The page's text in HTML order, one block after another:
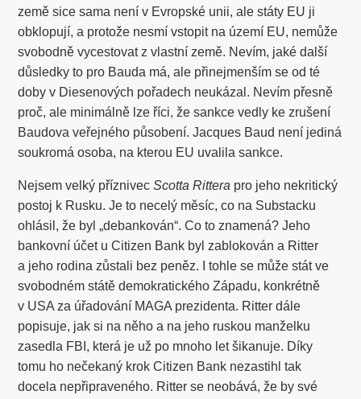
země sice sama není v Evropské unii, ale státy EU ji
obklopují, a protože nesmí vstopit na území EU, nemůže
svobodně vycestovat z vlastní země. Nevím, jaké další
důsledky to pro Bauda má, ale přinejmenším se od té
doby v Diesenových pořadech neukázal. Nevím přesně
proč, ale minimálně lze říci, že sankce vedly ke zrušení
Baudova veřejného působení. Jacques Baud není jediná
soukromá osoba, na kterou EU uvalila sankce.
Nejsem velký příznivecScotta Rittera pro jeho nekritický
postoj k Rusku. Je to necelý měsíc, co na Substacku
ohlásil, že byl „debankován“. Co to znamená? Jeho
bankovní účet u Citizen Bank byl zablokován a Ritter
a jeho rodina zůstali bez peněz. I tohle se může stát ve
svobodném státě demokratického Západu, konkrétně
v USA za úřadování MAGA prezidenta. Ritter dále
popisuje, jak si na něho a na jeho ruskou manželku
zasedla FBI, která je už po mnoho let šikanuje. Díky
tomu ho nečekaný krok Citizen Bank nezastihl tak
docela nepřipraveného. Ritter se neobává, že by své